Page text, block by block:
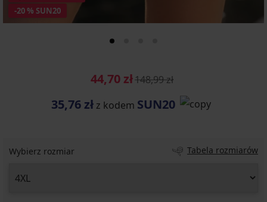
-20 % SUN20
44,70 zł148,99 zł
35,76 zł z kodem SUN20
Wybierz rozmiar Tabela rozmiarów